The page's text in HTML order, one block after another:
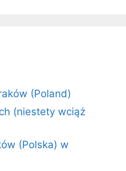
(Poland)
(niestety wciąż
(Polska) w